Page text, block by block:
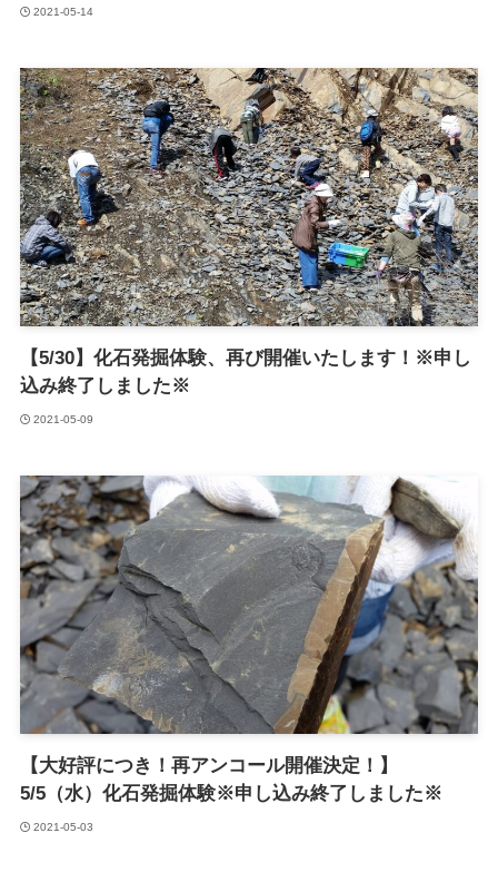
2021-05-14
【5/30】化石発掘体験、再び開催いたします！※申し
込み終了しました※
2021-05-09
【大好評につき！再アンコール開催決定！】
5/5（水）化石発掘体験※申し込み終了しました※
2021-05-03